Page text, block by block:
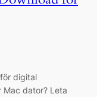
digital
Mac dator? Leta